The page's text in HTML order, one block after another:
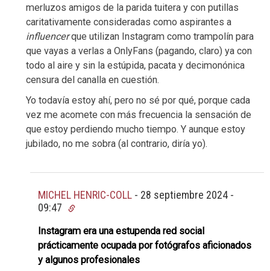
merluzos amigos de la parida tuitera y con putillas
caritativamente consideradas como aspirantes a
influencerque utilizan Instagram como trampolín para
que vayas a verlas a OnlyFans (pagando, claro) ya con
todo al aire y sin la estúpida, pacata y decimonónica
censura del canalla en cuestión.
Yo todavía estoy ahí, pero no sé por qué, porque cada
vez me acomete con más frecuencia la sensación de
que estoy perdiendo mucho tiempo. Y aunque estoy
jubilado, no me sobra (al contrario, diría yo).
MICHEL HENRIC-COLL - 28 septiembre 2024 -
09:47
Instagram era una estupenda red social
prácticamente ocupada por fotógrafos aficionados
y algunos profesionales